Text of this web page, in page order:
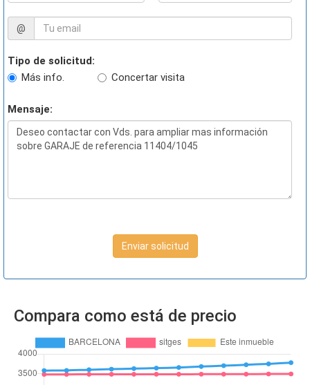
@
Tipo de solicitud:
Más info.
Concertar visita
Mensaje:
Enviar solicitud
Compara como está de precio